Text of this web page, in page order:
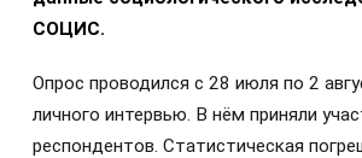
СОЦИС.
Опрос проводился с 28 июля по 2
личного интервью. В нём приняли
респондентов. Статистическая